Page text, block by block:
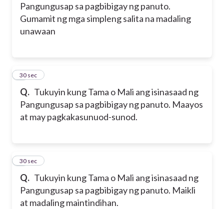
Pangungusap sa pagbibigay ng panuto.
Gumamit ng mga simpleng salita na madaling
unawaan
Q. Tukuyin kung Tama o Mali ang isinasaad ng
Pangungusap sa pagbibigay ng panuto. Maayos
at may pagkakasunuod-sunod.
6
30 sec
Q. Tukuyin kung Tama o Mali ang isinasaad ng
Pangungusap sa pagbibigay ng panuto. Maikli
at madaling maintindihan.
7
30 sec